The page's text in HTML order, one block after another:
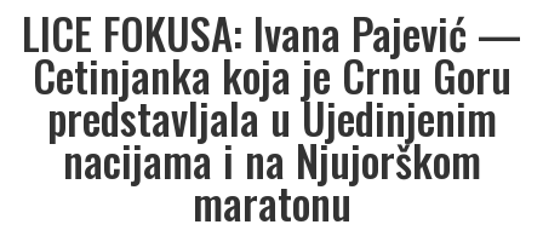
LICE FOKUSA: Ivana Pajević —
Cetinjanka koja je Crnu Goru
predstavljala u Ujedinjenim
nacijama i na Njujorškom
maratonu